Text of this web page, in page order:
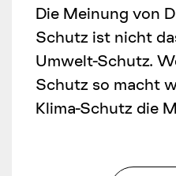
Die Meinung von
Schutz ist nicht
Umwelt-Schutz.
Schutz so macht
Klima-Schutz die